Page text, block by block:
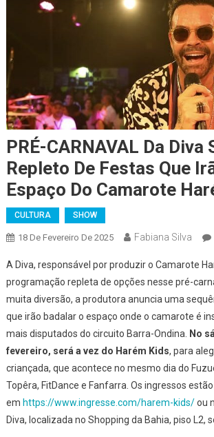
PRÉ-CARNAVAL Da Diva
Repleto De Festas Que
Espaço Do Camarote
CULTURA SHOW
18 De Fevereiro De 2025 Fabiana Silva
A Diva, responsável por produzir o Camarote
programação repleta de opções nesse pré-
muita diversão, a produtora anuncia uma
que irão badalar o espaço onde o camarote é
mais disputados do circuito Barra-Ondina. No
fevereiro, será a vez do Harém Kids, para
criançada, que acontece no mesmo dia do
Topêra, FitDance e Fanfarra. Os ingressos
em https://www.ingresse.com/harem-kids/ou
Diva, localizada no Shopping da Bahia, piso L2,